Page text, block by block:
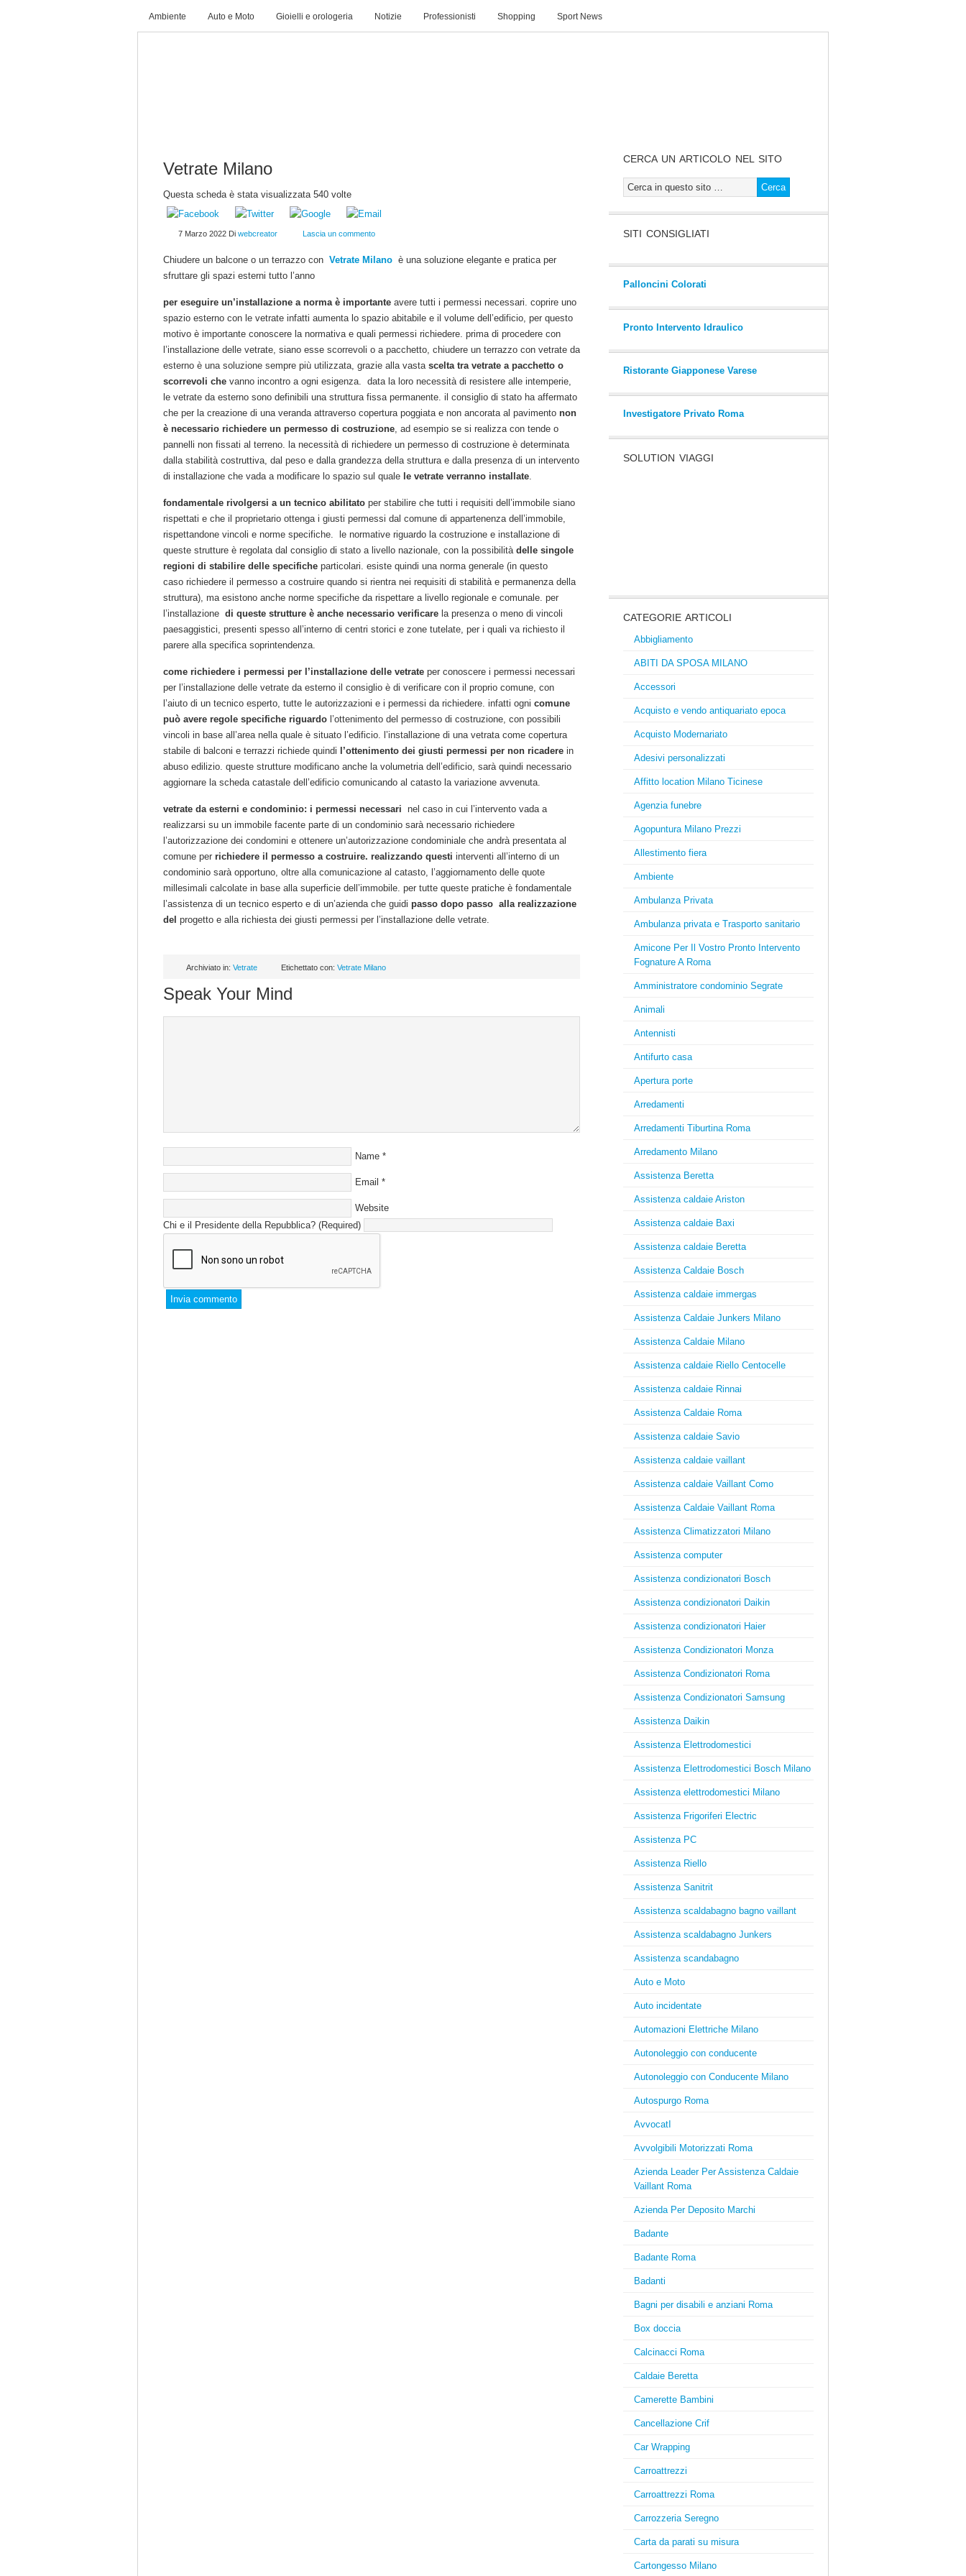
Ambiente Auto e Moto Gioielli e orologeria Notizie Professionisti Shopping Sport News
Vetrate Milano
Questa scheda è stata visualizzata 540 volte
7 Marzo 2022 Di webcreator Lascia un commento
Chiudere un balcone o un terrazzo con Vetrate Milano è una soluzione elegante e pratica per
sfruttare gli spazi esterni tutto l’anno
per eseguire un’installazione a norma è importante avere tutti i permessi necessari. coprire uno
spazio esterno con le vetrate infatti aumenta lo spazio abitabile e il volume dell’edificio, per questo
motivo è importante conoscere la normativa e quali permessi richiedere. prima di procedere con
l’installazione delle vetrate, siano esse scorrevoli o a pacchetto, chiudere un terrazzo con vetrate da
esterno è una soluzione sempre più utilizzata, grazie alla vasta scelta tra vetrate a pacchetto o
scorrevoli che vanno incontro a ogni esigenza. data la loro necessità di resistere alle intemperie,
le vetrate da esterno sono definibili una struttura fissa permanente. il consiglio di stato ha affermato
che per la creazione di una veranda attraverso copertura poggiata e non ancorata al pavimento non
è necessario richiedere un permesso di costruzione, ad esempio se si realizza con tende o
pannelli non fissati al terreno. la necessità di richiedere un permesso di costruzione è determinata
dalla stabilità costruttiva, dal peso e dalla grandezza della struttura e dalla presenza di un intervento
di installazione che vada a modificare lo spazio sul quale le vetrate verranno installate.
fondamentale rivolgersi a un tecnico abilitato per stabilire che tutti i requisiti dell’immobile siano
rispettati e che il proprietario ottenga i giusti permessi dal comune di appartenenza dell’immobile,
rispettandone vincoli e norme specifiche. le normative riguardo la costruzione e installazione di
queste strutture è regolata dal consiglio di stato a livello nazionale, con la possibilità delle singole
regioni di stabilire delle specifiche particolari. esiste quindi una norma generale (in questo
caso richiedere il permesso a costruire quando si rientra nei requisiti di stabilità e permanenza della
struttura), ma esistono anche norme specifiche da rispettare a livello regionale e comunale. per
l’installazione di queste strutture è anche necessario verificare la presenza o meno di vincoli
paesaggistici, presenti spesso all’interno di centri storici e zone tutelate, per i quali va richiesto il
parere alla specifica soprintendenza.
come richiedere i permessi per l’installazione delle vetrate per conoscere i permessi necessari
per l’installazione delle vetrate da esterno il consiglio è di verificare con il proprio comune, con
l’aiuto di un tecnico esperto, tutte le autorizzazioni e i permessi da richiedere. infatti ogni comune
può avere regole specifiche riguardo l’ottenimento del permesso di costruzione, con possibili
vincoli in base all’area nella quale è situato l’edificio. l’installazione di una vetrata come copertura
stabile di balconi e terrazzi richiede quindi
l’ottenimento dei giusti permessi per non ricadere in
abuso edilizio. queste strutture modificano anche la volumetria dell’edificio, sarà quindi necessario
aggiornare la scheda catastale dell’edificio comunicando al catasto la variazione avvenuta.
vetrate da esterni e condominio: i permessi necessari nel caso in cui l’intervento vada a
realizzarsi su un immobile facente parte di un condominio sarà necessario richiedere
l’autorizzazione dei condomini e ottenere un’autorizzazione condominiale che andrà presentata al
comune per richiedere il permesso a costruire. realizzando questi interventi all’interno di un
condominio sarà opportuno, oltre alla comunicazione al catasto, l’aggiornamento delle quote
millesimali calcolate in base alla superficie dell’immobile. per tutte queste pratiche è fondamentale
l’assistenza di un tecnico esperto e di un’azienda che guidi passo dopo passo alla realizzazione
del progetto e alla richiesta dei giusti permessi per l’installazione delle vetrate.
Archiviato in: Vetrate Etichettato con: Vetrate Milano
Speak Your Mind
Name *
Email *
Website
Chi e il Presidente della Repubblica? (Required)
CERCA UN ARTICOLO NEL SITO
SITI CONSIGLIATI
Palloncini Colorati
Pronto Intervento Idraulico
Ristorante Giapponese Varese
Investigatore Privato Roma
SOLUTION VIAGGI
CATEGORIE ARTICOLI
Abbigliamento
ABITI DA SPOSA MILANO
Accessori
Acquisto e vendo antiquariato epoca
Acquisto Modernariato
Adesivi personalizzati
Affitto location Milano Ticinese
Agenzia funebre
Agopuntura Milano Prezzi
Allestimento fiera
Ambiente
Ambulanza Privata
Ambulanza privata e Trasporto sanitario
Amicone Per Il Vostro Pronto Intervento
Fognature A Roma
Amministratore condominio Segrate
Animali
Antennisti
Antifurto casa
Apertura porte
Arredamenti
Arredamenti Tiburtina Roma
Arredamento Milano
Assistenza Beretta
Assistenza caldaie Ariston
Assistenza caldaie Baxi
Assistenza caldaie Beretta
Assistenza Caldaie Bosch
Assistenza caldaie immergas
Assistenza Caldaie Junkers Milano
Assistenza Caldaie Milano
Assistenza caldaie Riello Centocelle
Assistenza caldaie Rinnai
Assistenza Caldaie Roma
Assistenza caldaie Savio
Assistenza caldaie vaillant
Assistenza caldaie Vaillant Como
Assistenza Caldaie Vaillant Roma
Assistenza Climatizzatori Milano
Assistenza computer
Assistenza condizionatori Bosch
Assistenza condizionatori Daikin
Assistenza condizionatori Haier
Assistenza Condizionatori Monza
Assistenza Condizionatori Roma
Assistenza Condizionatori Samsung
Assistenza Daikin
Assistenza Elettrodomestici
Assistenza Elettrodomestici Bosch Milano
Assistenza elettrodomestici Milano
Assistenza Frigoriferi Electric
Assistenza PC
Assistenza Riello
Assistenza Sanitrit
Assistenza scaldabagno bagno vaillant
Assistenza scaldabagno Junkers
Assistenza scandabagno
Auto e Moto
Auto incidentate
Automazioni Elettriche Milano
Autonoleggio con conducente
Autonoleggio con Conducente Milano
Autospurgo Roma
AvvocatI
Avvolgibili Motorizzati Roma
Azienda Leader Per Assistenza Caldaie
Vaillant Roma
Azienda Per Deposito Marchi
Badante
Badante Roma
Badanti
Bagni per disabili e anziani Roma
Box doccia
Calcinacci Roma
Caldaie Beretta
Camerette Bambini
Cancellazione Crif
Car Wrapping
Carroattrezzi
Carroattrezzi Roma
Carrozzeria Seregno
Carta da parati su misura
Cartongesso Milano